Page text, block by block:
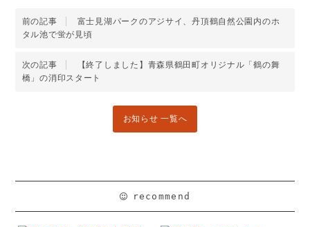
前の記事
富士見湖パークのアジサイ、丹頂鶴自然公園内のホ
タル池で蛍が見頃
次の記事
【終了しました】青森県鶴田町オリジナル「鶴の舞
橋」の消印スタート
お知らせ 一覧へ
recommend